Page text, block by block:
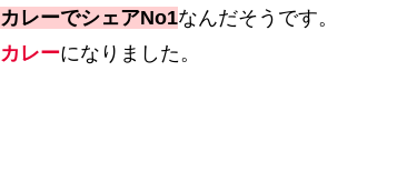
レーでシェアNo1なんだそうです。
レーになりました。